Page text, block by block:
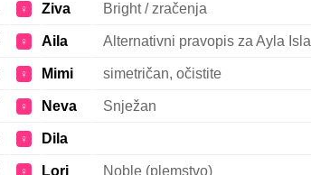
♀ Ziva Bright / zračenja
♀ Aila Alternativni pravopis za Ayla Isla
♀ Mimi simetričan, očistite
♀ Neva Snježan
♀ Dila
♀ Lori Noble (plemstvo)